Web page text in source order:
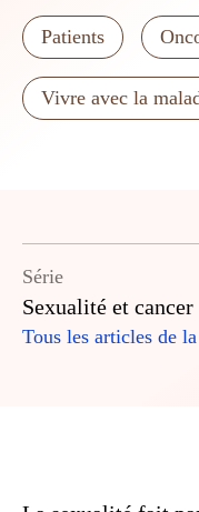
Patients
Vivre avec la
Série
Sexualité et cancer
Tous les articles de